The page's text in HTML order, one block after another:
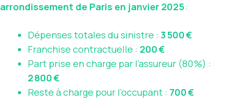
arrondissement de Paris en janvier 2025:
Dépenses totales du sinistre : 3 500 €
Franchise contractuelle : 200 €
Part prise en charge par l’assureur (80 %) :
2 800 €
Reste à charge pour l’occupant : 700 €